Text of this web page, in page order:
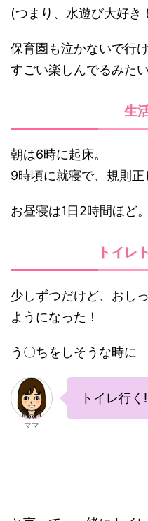
(つまり、水遊び大好き
保育園も泣かないで行
すごい楽しんでるみた
生
朝は6時に起床。
9時頃に就寝で、規則
お昼寝は1日2時間ほど。
トイレ
少しずつだけど、おし
ようになった！
う〇ちをしそうな時に
ママ
トイレ行く